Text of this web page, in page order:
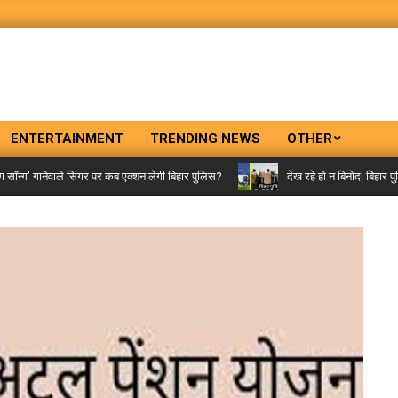
ENTERTAINMENT TRENDING NEWS OTHER
गानेवाले सिंगर पर कब एक्शन लेगी बिहार पुलिस? देख रहे हो न बिनोद! बिहार